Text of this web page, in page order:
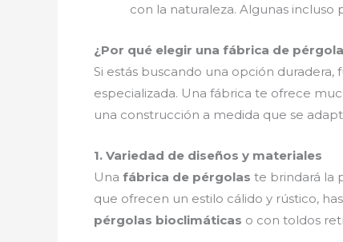
con la naturaleza. Algunas
¿Por qué elegir una fábrica de
Si estás buscando una opción
especializada. Una fábrica te ofrece
una construcción a medida que se
1. Variedad de diseños y materiales
Una fábrica de pérgolas te brindará la
que ofrecen un estilo cálido y rústico,
pérgolas bioclimáticas o con toldos